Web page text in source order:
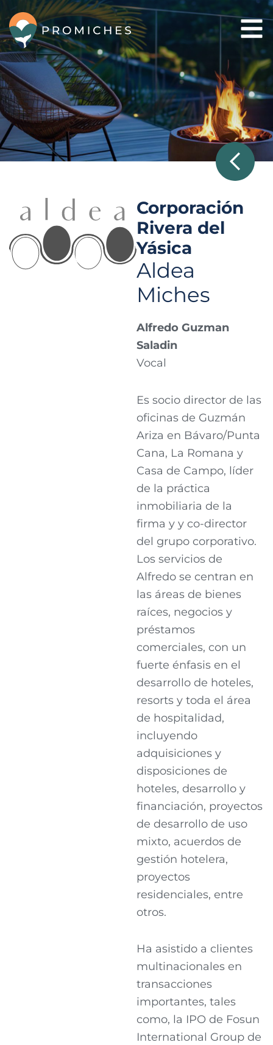
al
contenido
Corporación
Rivera del
Yásica
Aldea
Miches
Alfredo Guzman
Saladin
Vocal
Es socio director de las
oficinas de Guzmán
Ariza en Bávaro/Punta
Cana, La Romana y
Casa de Campo, líder
de la práctica
inmobiliaria de la
firma y y co-director
del grupo corporativo.
Los servicios de
Alfredo se centran en
las áreas de bienes
raíces, negocios y
préstamos
comerciales, con un
fuerte énfasis en el
desarrollo de hoteles,
resorts y toda el área
de hospitalidad,
incluyendo
adquisiciones y
disposiciones de
hoteles, desarrollo y
financiación, proyectos
de desarrollo de uso
mixto, acuerdos de
gestión hotelera,
proyectos
residenciales, entre
otros.
Ha asistido a clientes
multinacionales en
transacciones
importantes, tales
como, la IPO de Fosun
International Group de